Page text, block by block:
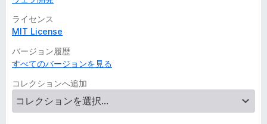
ライセンス
MIT License
バージョン履歴
すべてのバージョンを見る
コレクションへ追加